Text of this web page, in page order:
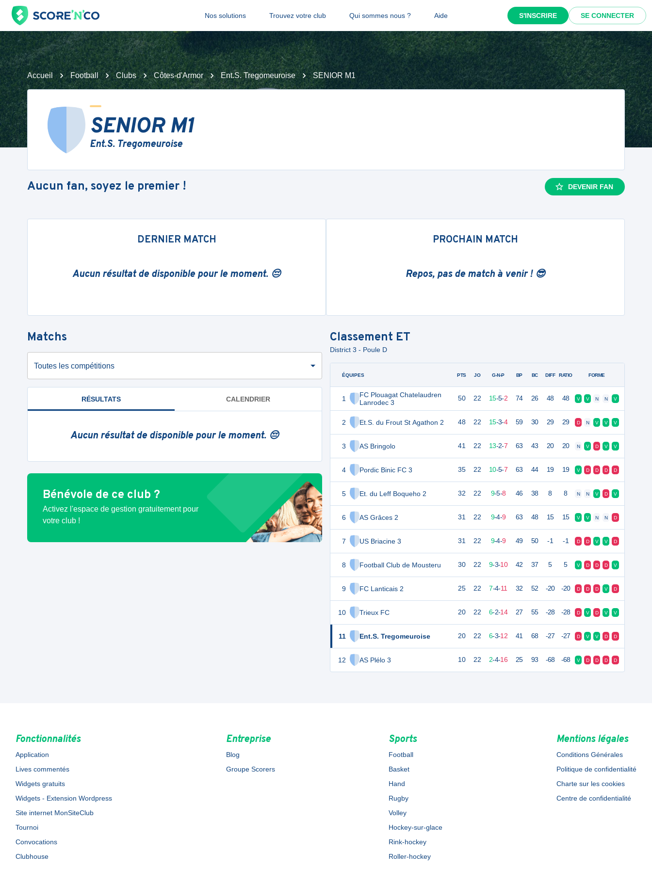
Nos solutions Trouvez votre club Qui sommes nous ? Aide S'INSCRIRE SE CONNECTER
Accueil Football Clubs Côtes-d'Armor Ent.S. Tregomeuroise SENIOR M1
SENIOR M1
Ent.S. Tregomeuroise
Aucun fan, soyez le premier ! DEVENIR FAN
DERNIER MATCH
Aucun résultat de disponible pour le moment. 😔
PROCHAIN MATCH
Repos, pas de match à venir ! 😎
Matchs
Toutes les compétitions
RÉSULTATS CALENDRIER
Aucun résultat de disponible pour le moment. 😔
Bénévole de ce club ?
Activez l'espace de gestion gratuitement pour
votre club !
Classement ET
District 3 - Poule D
ÉQUIPES
1
FC Plouagat Chatelaudren
Lanrodec 3
2 Et.S. du Frout St Agathon 2
3 AS Bringolo
4 Pordic Binic FC 3
5 Et. du Leff Boqueho 2
6 AS Grâces 2
7 US Briacine 3
8 Football Club de Mousteru
9 FC Lanticais 2
10 Trieux FC
11 Ent.S. Tregomeuroise
12 AS Plélo 3
PTS JO G-N-P BP BC DIFF RATIO FORME
50 22 15-5-2 74 26 48 48 V V N N V
48 22 15-3-4 59 30 29 29 D N V V V
41 22 13-2-7 63 43 20 20 N V D V V
35 22 10-5-7 63 44 19 19 V D D D D
32 22 9-5-8 46 38 8 8 N N V D V
31 22 9-4-9 63 48 15 15 V V N N D
31 22 9-4-9 49 50 -1 -1 D D V V D
30 22 9-3-10 42 37 5 5 V D D D V
25 22 7-4-11 32 52 -20 -20 D D D V D
20 22 6-2-14 27 55 -28 -28 D V D V V
20 22 6-3-12 41 68 -27 -27 D V V D D
10 22 2-4-16 25 93 -68 -68 V D D D D
Fonctionnalités
Application
Lives commentés
Widgets gratuits
Widgets - Extension Wordpress
Site internet MonSiteClub
Tournoi
Convocations
Clubhouse
Entreprise
Blog
Groupe Scorers
Sports
Football
Basket
Hand
Rugby
Volley
Hockey-sur-glace
Rink-hockey
Roller-hockey
Mentions légales
Conditions Générales
Politique de confidentialité
Charte sur les cookies
Centre de confidentialité